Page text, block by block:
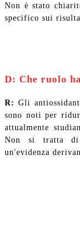
Non è stato
specifico sui
D: Che ruolo
R:Gli
sono noti per
attualmente
Non si tratta di
un'evidenza